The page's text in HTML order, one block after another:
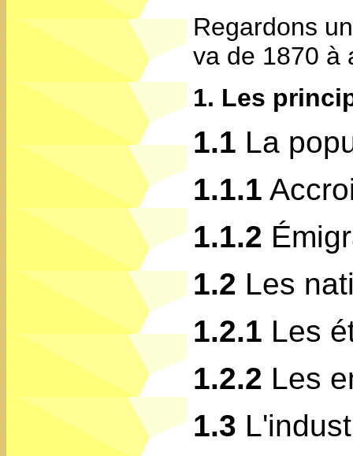
Regardons
va de 1870 à
1. Les
1.1 La
1.1.1
1.1.2
1.2 Les
1.2.1 Les
1.2.2 Les
1.3